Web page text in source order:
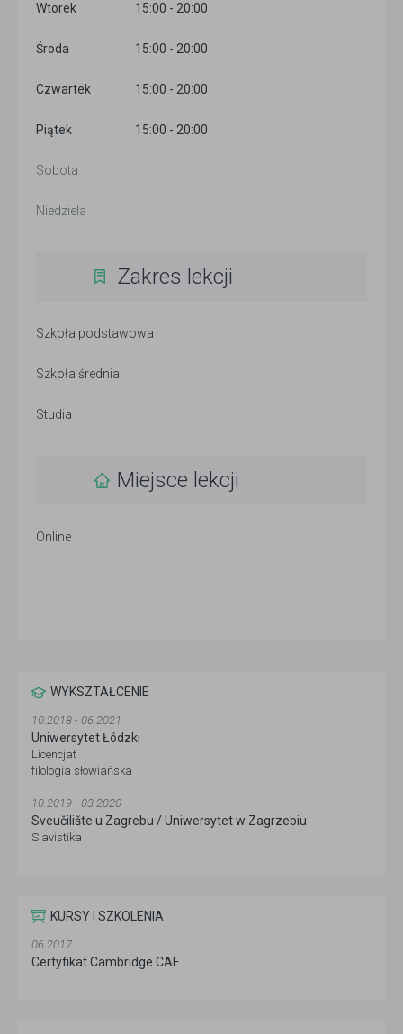
Wtorek 15:00 - 20:00
Środa 15:00 - 20:00
Czwartek 15:00 - 20:00
Piątek 15:00 - 20:00
Sobota
Niedziela
Zakres lekcji
Szkoła podstawowa
Szkoła średnia
Studia
Miejsce lekcji
Online
WYKSZTAŁCENIE
10.2018 - 06.2021
Uniwersytet Łódzki
Licencjat
filologia słowiańska
10.2019 - 03.2020
Sveučilište u Zagrebu / Uniwersytet w Zagrzebiu
Slavistika
KURSY I SZKOLENIA
06.2017
Certyfikat Cambridge CAE